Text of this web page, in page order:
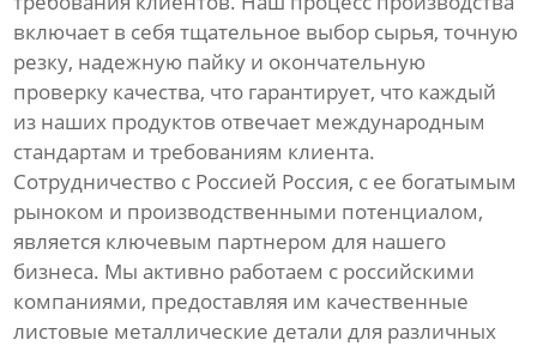
включает в себя тщательное выбор сырья, точную
резку, надежную пайку и окончательную
проверку качества, что гарантирует, что каждый
из наших продуктов отвечает международным
стандартам и требованиям клиента.
Сотрудничество с Россией Россия, с ее богатымым
рыноком и производственными потенциалом,
является ключевым партнером для нашего
бизнеса. Мы активно работаем с российскими
компаниями, предоставляя им качественные
листовые металлические детали для различных